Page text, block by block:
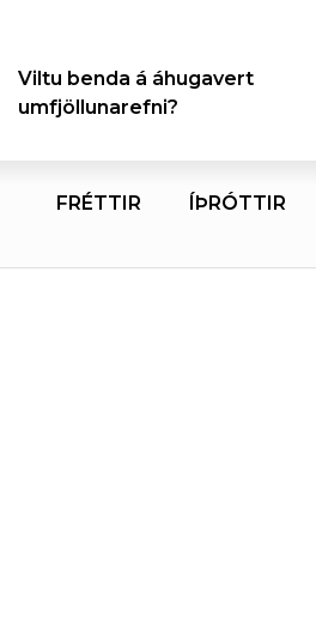
Viltu benda á áhugavert
umfjöllunarefni?
FRÉTTIR ÍÞRÓTTIR